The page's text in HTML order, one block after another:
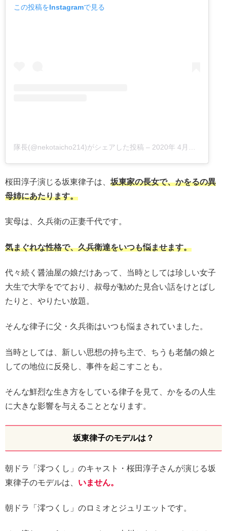
この投稿をInstagramで見る
隊長(@nekotaicho214)がシェアした投稿 – 2020年 4月月13日午後5時11分PDT
桜田淳子演じる坂東律子は、 坂東家の長女で、かをるの異
母姉にあたります。
実母は、久兵衛の正妻千代です。
気まぐれな性格で、久兵衛達をいつも悩ませます。
代々続く醤油屋の娘だけあって、当時としては珍しい女子
大生で大学をでており、叔母が勧めた見合い話をけとばし
たりと、やりたい放題。
そんな律子に父・久兵衛はいつも悩まされていました。
当時としては、新しい思想の持ち主で、ちうも老舗の娘と
しての地位に反発し、事件を起こすことも。
そんな鮮烈な生き方をしている律子を見て、かをるの人生
に大きな影響を与えることとなります。
坂東律子のモデルは？
朝ドラ「澪つくし」のキャスト・桜田淳子さんが演じる坂
東律子のモデルは、 いません。
朝ドラ「澪つくし」のロミオとジュリエットです。